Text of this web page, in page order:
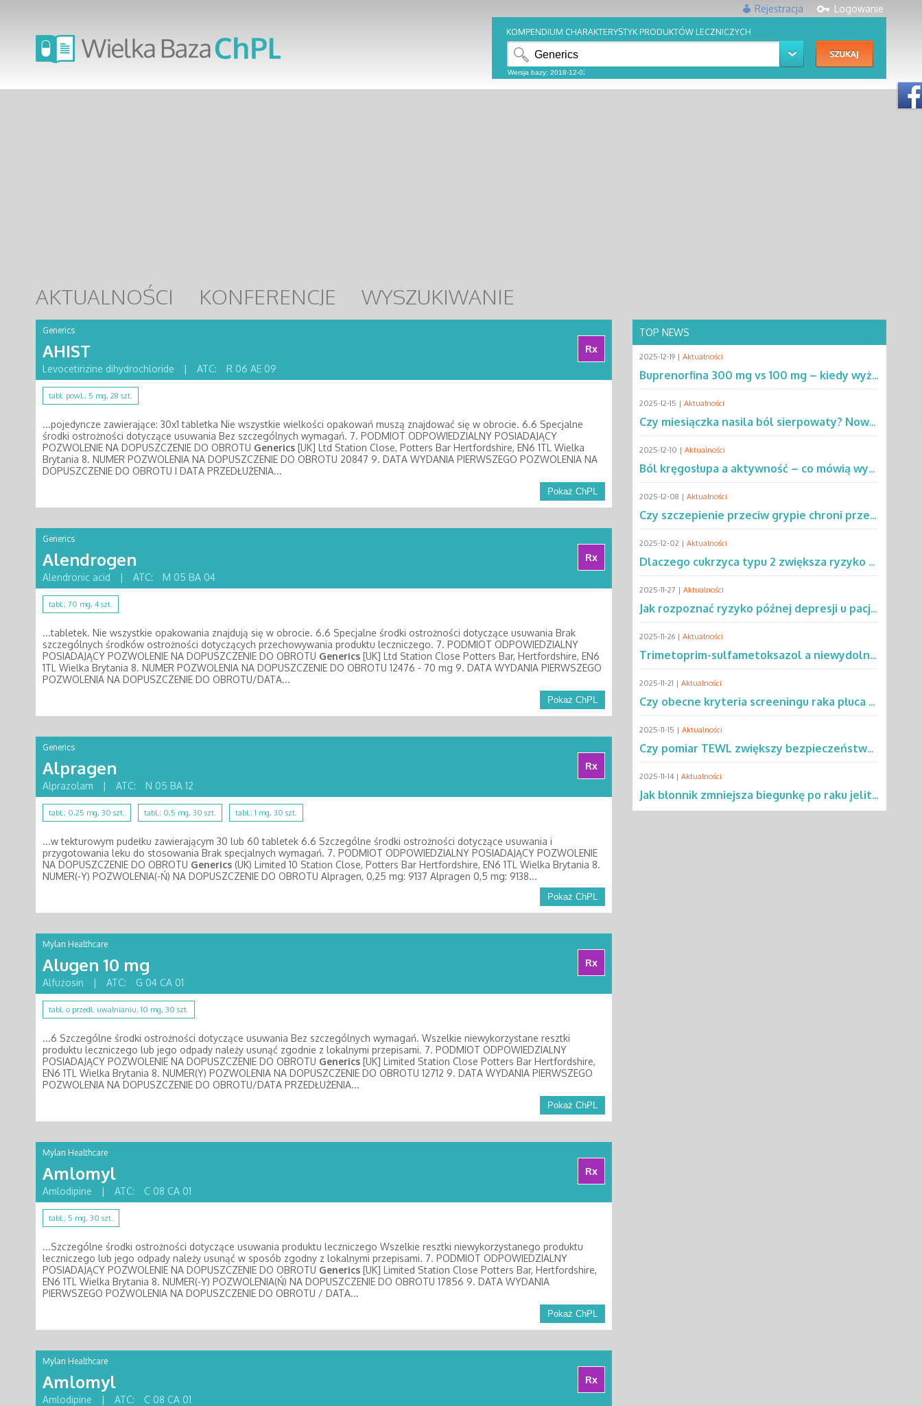
Logowanie
Rejestracja
KOMPENDIUM CHARAKTERYSTYK PRODUKTÓW LECZNICZYCH
AKTUALNOŚCI KONFERENCJE WYSZUKIWANIE
Generics
AHIST
Rx
Levocetirizine dihydrochloride
| ATC: R 06 AE 09
tabl. powl.; 5 mg, 28 szt.
...pojedyncze zawierające: 30x1 tabletka Nie wszystkie wielkości opakowań muszą znajdować się w obrocie. 6.6 Specjalne
środki ostrożności dotyczące usuwania Bez szczególnych wymagań. 7. PODMIOT ODPOWIEDZIALNY POSIADAJĄCY
POZWOLENIE NA DOPUSZCZENIE DO OBROTU Generics [UK] Ltd Station Close, Potters Bar Hertfordshire, EN6 1TL Wielka
Brytania 8. NUMER POZWOLENIA NA DOPUSZCZENIE DO OBROTU 20847 9. DATA WYDANIA PIERWSZEGO POZWOLENIA NA
DOPUSZCZENIE DO OBROTU I DATA PRZEDŁUŻENIA...
Pokaż ChPL
Generics
Alendrogen
Rx
Alendronic acid
| ATC: M 05 BA 04
tabl.; 70 mg, 4 szt.
...tabletek. Nie wszystkie opakowania znajdują się w obrocie. 6.6 Specjalne środki ostrożności dotyczące usuwania Brak
szczególnych środków ostrożności dotyczących przechowywania produktu leczniczego. 7. PODMIOT ODPOWIEDZIALNY
POSIADAJĄCY POZWOLENIE NA DOPUSZCZENIE DO OBROTU Generics [UK] Ltd Station Close Potters Bar, Hertfordshire, EN6
1TL Wielka Brytania 8. NUMER POZWOLENIA NA DOPUSZCZENIE DO OBROTU 12476 - 70 mg 9. DATA WYDANIA PIERWSZEGO
POZWOLENIA NA DOPUSZCZENIE DO OBROTU/DATA...
Pokaż ChPL
Generics
Alpragen
Rx
Alprazolam
| ATC: N 05 BA 12
tabl.; 0,25 mg, 30 szt. tabl.; 0,5 mg, 30 szt. tabl.; 1 mg, 30 szt.
...w tekturowym pudełku zawierającym 30 lub 60 tabletek 6.6 Szczególne środki ostrożności dotyczące usuwania i
przygotowania leku do stosowania Brak specjalnych wymagań. 7. PODMIOT ODPOWIEDZIALNY POSIADAJĄCY POZWOLENIE
NA DOPUSZCZENIE DO OBROTU Generics (UK) Limited 10 Station Close, Potters Bar Hertfordshire, EN6 1TL Wielka Brytania 8.
NUMER(-Y) POZWOLENIA(-Ń) NA DOPUSZCZENIE DO OBROTU Alpragen, 0,25 mg: 9137 Alpragen 0,5 mg: 9138...
Pokaż ChPL
Mylan Healthcare
Alugen 10 mg
Rx
Alfuzosin
| ATC: G 04 CA 01
tabl. o przedł. uwalnianiu; 10 mg, 30 szt.
...6 Szczególne środki ostrożności dotyczące usuwania Bez szczególnych wymagań. Wszelkie niewykorzystane resztki
produktu leczniczego lub jego odpady należy usunąć zgodnie z lokalnymi przepisami. 7. PODMIOT ODPOWIEDZIALNY
POSIADAJĄCY POZWOLENIE NA DOPUSZCZENIE DO OBROTU Generics [UK] Limited Station Close Potters Bar Hertfordshire,
EN6 1TL Wielka Brytania 8. NUMER(Y) POZWOLENIA NA DOPUSZCZENIE DO OBROTU 12712 9. DATA WYDANIA PIERWSZEGO
POZWOLENIA NA DOPUSZCZENIE DO OBROTU/DATA PRZEDŁUŻENIA...
Pokaż ChPL
Mylan Healthcare
Amlomyl
Rx
Amlodipine
| ATC: C 08 CA 01
tabl.; 5 mg, 30 szt.
...Szczególne środki ostrożności dotyczące usuwania produktu leczniczego Wszelkie resztki niewykorzystanego produktu
leczniczego lub jego odpady należy usunąć w sposób zgodny z lokalnymi przepisami. 7. PODMIOT ODPOWIEDZIALNY
POSIADAJĄCY POZWOLENIE NA DOPUSZCZENIE DO OBROTU Generics [UK] Limited Station Close Potters Bar, Hertfordshire,
EN6 1TL Wielka Brytania 8. NUMER(-Y) POZWOLENIA(Ń) NA DOPUSZCZENIE DO OBROTU 17856 9. DATA WYDANIA
PIERWSZEGO POZWOLENIA NA DOPUSZCZENIE DO OBROTU / DATA...
Pokaż ChPL
Mylan Healthcare
Amlomyl
Rx
Amlodipine
| ATC: C 08 CA 01
TOP NEWS
2025-12-19 | Aktualności
Buprenorfina 300 mg vs 100 mg – kiedy wyższa dawka ma przewagę? Sprawdź!
2025-12-15 | Aktualności
Czy miesiączka nasila ból sierpowaty? Nowe dane zmieniają podejście do SCD
2025-12-10 | Aktualności
Ból kręgosłupa a aktywność – co mówią wyniki rocznej obserwacji?
2025-12-08 | Aktualności
Czy szczepienie przeciw grypie chroni przed chorobą Parkinsona?
2025-12-02 | Aktualności
Dlaczego cukrzyca typu 2 zwiększa ryzyko gruźlicy? Poznaj mechanizmy
2025-11-27 | Aktualności
Jak rozpoznać ryzyko późnej depresji u pacjentów po leczeniu raka?
2025-11-26 | Aktualności
Trimetoprim-sulfametoksazol a niewydolność oddechowa – co mówią dane?
2025-11-21 | Aktualności
Czy obecne kryteria screeningu raka płuca wykluczają 2/3 pacjentów?
2025-11-15 | Aktualności
Czy pomiar TEWL zwiększy bezpieczeństwo testów alergicznych u dzieci?
2025-11-14 | Aktualności
Jak błonnik zmniejsza biegunkę po raku jelita grubego?